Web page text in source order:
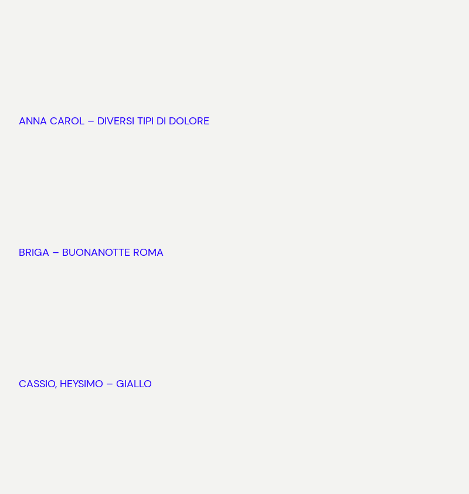
ANNA CAROL – DIVERSI TIPI DI DOLORE
BRIGA – BUONANOTTE ROMA
CASSIO, HEYSIMO – GIALLO